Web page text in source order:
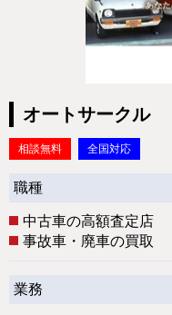
オートサークル
相談無料 全国対応
職種
中古車の高額査定店
事故車・廃車の買取
業務